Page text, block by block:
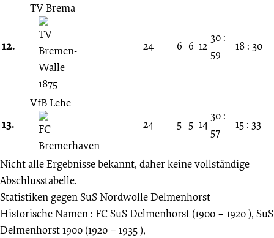
12.
TV Brema
24 6 6 12
30 :
59
18 : 30
13.
VfB Lehe
24
5 5 14
30 :
57
15 : 33
Nicht alle Ergebnisse bekannt, daher keine vollständige
Abschlusstabelle.
Statistiken gegenSuS Nordwolle Delmenhorst
Historische Namen : FC SuS Delmenhorst (1900 – 1920 ), SuS
Delmenhorst 1900 (1920 – 1935 ),